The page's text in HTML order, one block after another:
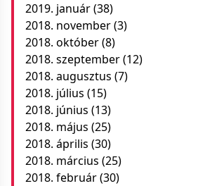
2019. január(38)
2018. november(3)
2018. október(8)
2018. szeptember(12)
2018. augusztus (7)
2018. július (15)
2018. június (13)
2018. május (25)
2018. április (30)
2018. március (25)
2018. február(30)